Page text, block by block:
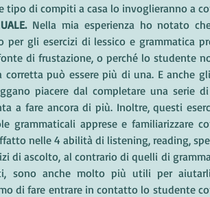
tipo di compiti a casa lo invoglieranno a
Nella mia esperienza ho notato
per gli esercizi di lessico e grammatica
di frustazione, o perché lo studente
può essere più di una. E anche
piacere dal completare una serie
a fare ancora di più. Inoltre, questi
grammaticali apprese e familiarizzare
nelle 4 abilità di listening, reading,
di ascolto, al contrario di quelli di
sono anche molto più utili per
di fare entrare in contatto lo studente